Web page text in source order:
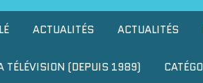
ACTUALITÉS ACTUALITÉS
TÉLÉVISION (DEPUIS 1989)